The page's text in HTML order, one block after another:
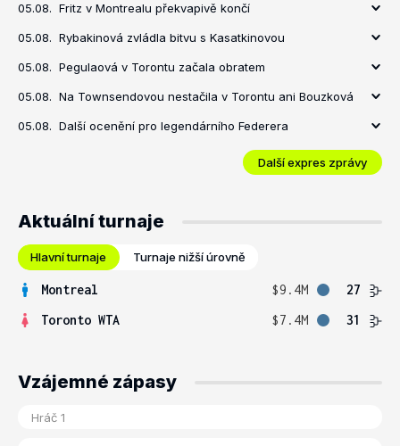
05.08. Fritz v Montrealu překvapivě končí
05.08. Rybakinová zvládla bitvu s Kasatkinovou
05.08. Pegulaová v Torontu začala obratem
05.08. Na Townsendovou nestačila v Torontu ani Bouzková
05.08. Další ocenění pro legendárního Federera
Další expres zprávy
Aktuální turnaje
Hlavní turnaje Turnaje nižší úrovně
Montreal $9.4M
27
Toronto WTA
$7.4M 31
Vzájemné zápasy